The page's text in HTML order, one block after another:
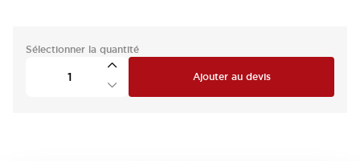
Sélectionner la quantité
Ajouter au devis